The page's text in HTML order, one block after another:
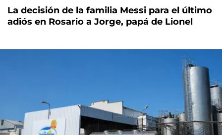
La decisión de la familia Messi para el último
adiós en Rosario a Jorge, papá de Lionel